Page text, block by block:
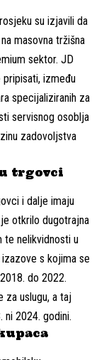
su izjavili da
masovna tržišna
sektor. JD
između
specijaliziranih za
servisnog osoblja
zadovoljstva
trgovci
i dalje imaju
otkrilo dugotrajna
te nelikvidnosti u
s kojima se
do 2022.
za uslugu, a taj
ni 2024. godini.